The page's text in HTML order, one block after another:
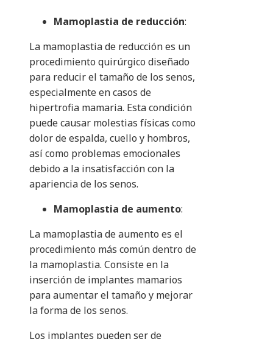
Mamoplastia de reducción:
La mamoplastia de reducción es un
procedimiento quirúrgico diseñado
para reducir el tamaño de los senos,
especialmente en casos de
hipertrofia mamaria. Esta condición
puede causar molestias físicas como
dolor de espalda, cuello y hombros,
así como problemas emocionales
debido a la insatisfacción con la
apariencia de los senos.
Mamoplastia de aumento:
La mamoplastia de aumento es el
procedimiento más común dentro de
la mamoplastia. Consiste en la
inserción de implantes mamarios
para aumentar el tamaño y mejorar
la forma de los senos.
Los implantes pueden ser de